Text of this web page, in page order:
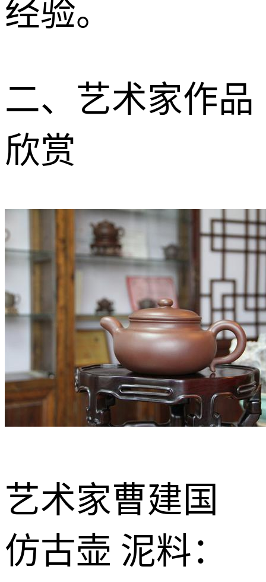
经验。
二、艺术家作品
欣赏
艺术家曹建国
仿古壶 泥料：